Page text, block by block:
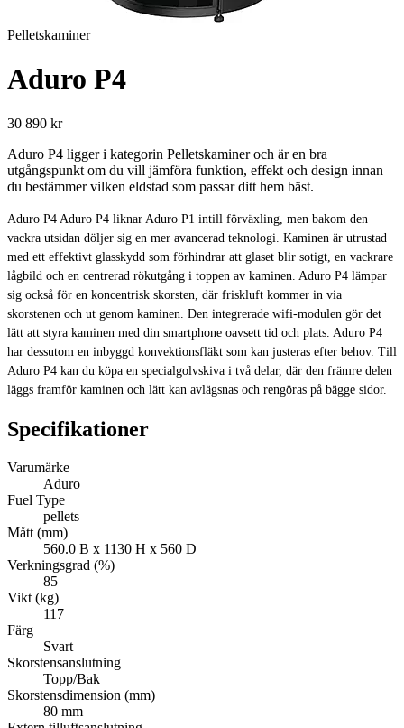
Pelletskaminer
Aduro P4
30 890 kr
Aduro P4 ligger i kategorin Pelletskaminer och är en bra
utgångspunkt om du vill jämföra funktion, effekt och design innan
du bestämmer vilken eldstad som passar ditt hem bäst.
Aduro P4 Aduro P4 liknar Aduro P1 intill förväxling, men bakom den
vackra utsidan döljer sig en mer avancerad teknologi. Kaminen är utrustad
med ett effektivt glasskydd som förhindrar att glaset blir sotigt, en vackrare
lågbild och en centrerad rökutgång i toppen av kaminen. Aduro P4 lämpar
sig också för en koncentrisk skorsten, där friskluft kommer in via
skorstenen och ut genom kaminen. Den integrerade wifi-modulen gör det
lätt att styra kaminen med din smartphone oavsett tid och plats. Aduro P4
har dessutom en inbyggd konvektionsfläkt som kan justeras efter behov. Till
Aduro P4 kan du köpa en specialgolvskiva i två delar, där den främre delen
läggs framför kaminen och lätt kan avlägsnas och rengöras på bägge sidor.
Specifikationer
Varumärke
Aduro
Fuel Type
pellets
Mått (mm)
560.0 B x 1130 H x 560 D
Verkningsgrad (%)
85
Vikt (kg)
117
Färg
Svart
Skorstensanslutning
Topp/Bak
Skorstensdimension (mm)
80 mm